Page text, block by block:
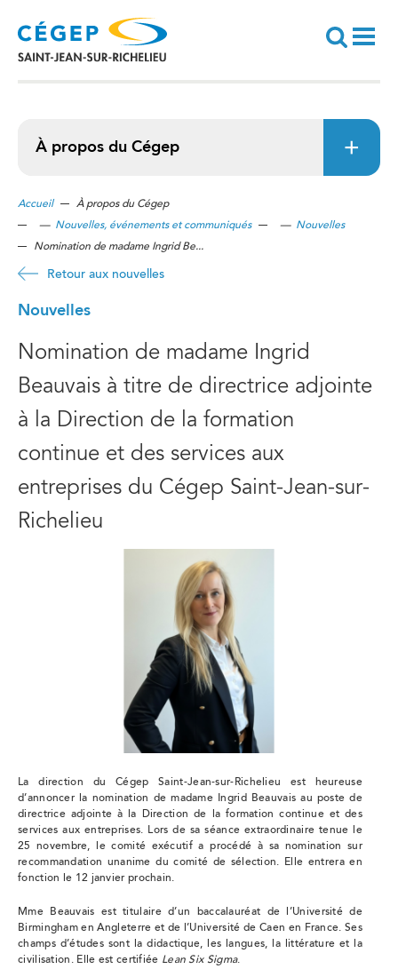
contenu
principal
Recherche
À propos du Cégep
Accueil
À propos du Cégep
— Nouvelles, événements et communiqués — Nouvelles
Nomination de madame Ingrid Be...
Retour aux nouvelles
Nouvelles
Nomination de madame Ingrid
Beauvais à titre de directrice adjointe
à la Direction de la formation
continue et des services aux
entreprises du Cégep Saint-Jean-sur-
Richelieu
La direction du Cégep Saint-Jean-sur-Richelieu est heureuse
d’annoncer la nomination de madame Ingrid Beauvais au poste de
directrice adjointe à la Direction de la formation continue et des
services aux entreprises. Lors de sa séance extraordinaire tenue le
25 novembre, le comité exécutif a procédé à sa nomination sur
recommandation unanime du comité de sélection. Elle entrera en
fonction le 12 janvier prochain.
Mme Beauvais est titulaire d’un baccalauréat de l’Université de
Birmingham en Angleterre et de l’Université de Caen en France. Ses
champs d’études sont la didactique, les langues, la littérature et la
civilisation. Elle est certifiée Lean Six Sigma.